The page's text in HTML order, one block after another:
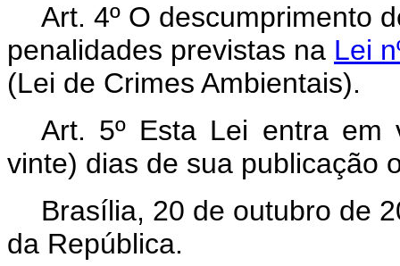
Art. 4º O descumprimento
penalidades previstas na Lei
(Lei de Crimes Ambientais).
Art. 5º Esta Lei entra em
vinte) dias de sua publicação
Brasília, 20 de outubro de
da República.